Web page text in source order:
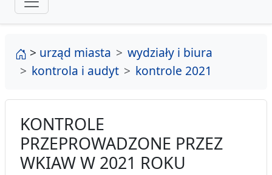
strona główna
> urząd miasta
wydziały i biura
kontrola i audyt
kontrole 2021
KONTROLE
PRZEPROWADZONE PRZEZ
WKIAW W 2021 ROKU